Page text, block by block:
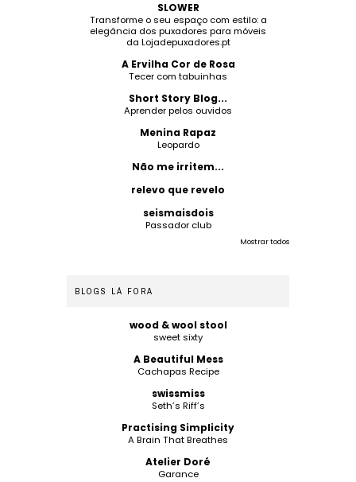
SLOWER
Transforme o seu espaço com estilo: a
elegância dos puxadores para móveis
da Lojadepuxadores.pt
A Ervilha Cor de Rosa
Tecer com tabuinhas
Short Story Blog...
Aprender pelos ouvidos
Menina Rapaz
Leopardo
Não me irritem...
relevo que revelo
seismaisdois
Passador club
Mostrar todos
BLOGS LÁ FORA
wood & wool stool
sweet sixty
A Beautiful Mess
Cachapas Recipe
swissmiss
Seth’s Riff’s
Practising Simplicity
A Brain That Breathes
Atelier Doré
Garance